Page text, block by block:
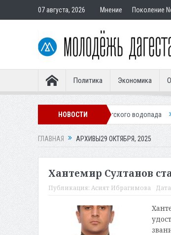
07 августа, 2026 Мнение Поколение
Политика Экономика
НОВОСТИ
гостиницы у Ханагского водопада Власти
ГЛАВНАЯ АРХИВЫ29 ОКТЯБРЯ, 2025
Хантемир Султанов
Публикация: Асият Ибрагимова